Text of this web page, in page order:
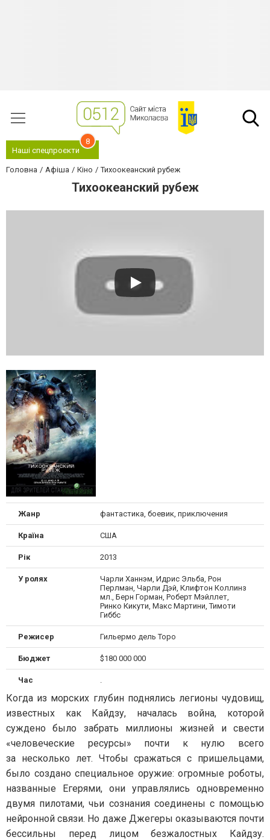
Наші спецпроєкти
8
Головна Афіша Кіно Тихоокеанский рубеж
Тихоокеанский рубеж
Жанр фантастика, боевик, приключения
Країна США
Рік 2013
У ролях
Чарли Ханнэм, Идрис Эльба, Рон
Перлман, Чарли Дэй, Клифтон Коллинз
мл., Берн Горман, Роберт Мэйллет,
Ринко Кикути, Макс Мартини, Тимоти
Гиббс
Режисер Гильермо дель Торо
Бюджет $180 000 000
Час
Когда из морских глубин поднялись легионы чудовищ,
известных как Кайдзу, началась война, которой
суждено было забрать миллионы жизней и свести
«человеческие ресурсы» почти к нулю всего
за несколько лет. Чтобы сражаться с пришельцами,
было создано специальное оружие: огромные роботы,
названные Егерями, они управлялись одновременно
двумя пилотами, чьи сознания соединены с помощью
нейронной связи. Но даже Джегеры оказываются почти
бессильны перед лицом безжалостных Кайдзу.